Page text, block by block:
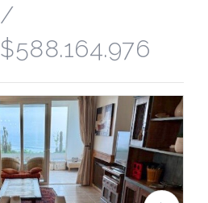
/
$588.164.976